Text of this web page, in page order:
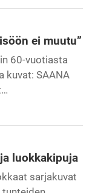
ei muutu”
60-vuotiasta
kuvat: SAANA
luokkakipuja
sarjakuvat